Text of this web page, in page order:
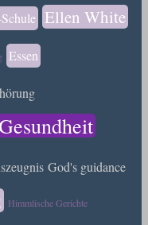
Ellen White
Essen
God's guidance
Himmlische Gerichte